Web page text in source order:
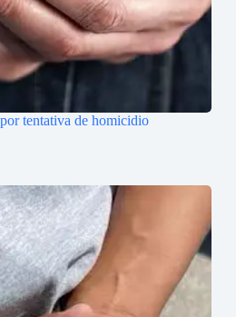
tentativa de homicidio